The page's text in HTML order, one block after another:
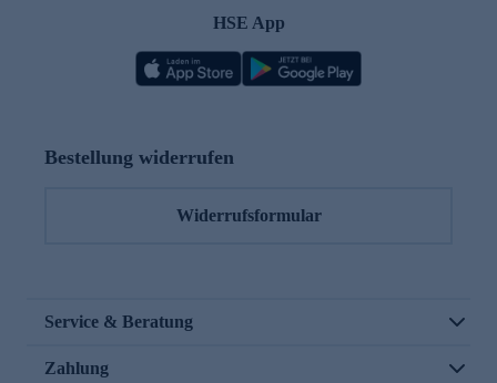
HSE App
Bestellung widerrufen
Widerrufsformular
Service & Beratung
Zahlung